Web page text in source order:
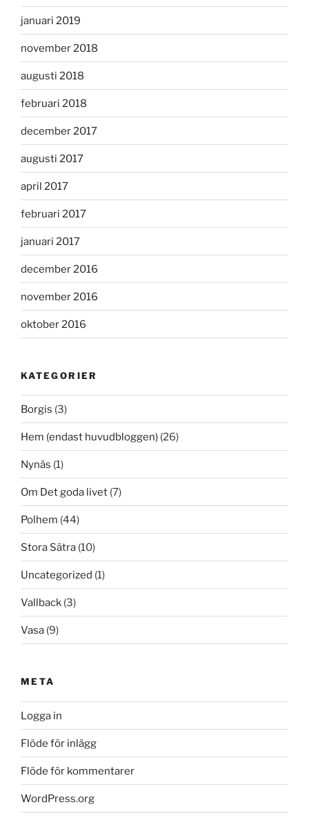
januari 2019
november 2018
augusti 2018
februari 2018
december 2017
augusti 2017
april 2017
februari 2017
januari 2017
december 2016
november 2016
oktober 2016
KATEGORIER
Borgis (3)
Hem (endast huvudbloggen) (26)
Nynäs (1)
Om Det goda livet (7)
Polhem (44)
Stora Sätra (10)
Uncategorized (1)
Vallback (3)
Vasa (9)
META
Logga in
Flöde för inlägg
Flöde för kommentarer
WordPress.org